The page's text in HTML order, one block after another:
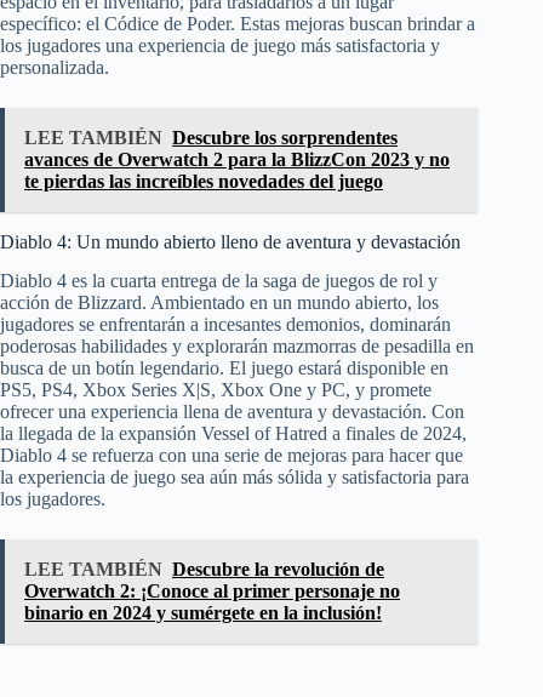
específico: el Códice de Poder. Estas mejoras buscan brindar a
los jugadores una experiencia de juego más satisfactoria y
personalizada.
LEE TAMBIÉN Descubre los sorprendentes
avances de Overwatch 2 para la BlizzCon 2023 y no
te pierdas las increíbles novedades del juego
Diablo 4: Un mundo abierto lleno de aventura y devastación
Diablo 4 es la cuarta entrega de la saga de juegos de rol y
acción de Blizzard. Ambientado en un mundo abierto, los
jugadores se enfrentarán a incesantes demonios, dominarán
poderosas habilidades y explorarán mazmorras de pesadilla en
busca de un botín legendario. El juego estará disponible en
PS5, PS4, Xbox Series X|S, Xbox One y PC, y promete
ofrecer una experiencia llena de aventura y devastación. Con
la llegada de la expansión Vessel of Hatred a finales de 2024,
Diablo 4 se refuerza con una serie de mejoras para hacer que
la experiencia de juego sea aún más sólida y satisfactoria para
los jugadores.
LEE TAMBIÉN Descubre la revolución de
Overwatch 2: ¡Conoce al primer personaje no
binario en 2024 y sumérgete en la inclusión!